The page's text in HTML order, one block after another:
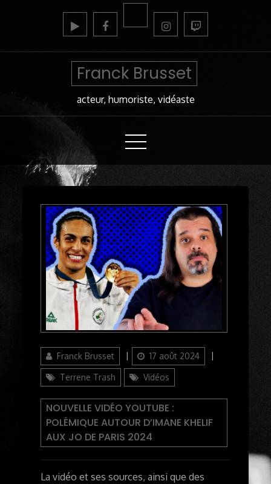
Franck Brusset
acteur, humoriste, vidéaste
AuthorFranck Brusset
Updated
on
17 août 2024
Terrene Trash Vidéos
NOUVELLE VIDÉO YOUTUBE :
POLÉMIQUE AUTOUR D’IMANE KHELIF
AUX JO DE PARIS 2024
La vidéo et ses sources, ainsi que des